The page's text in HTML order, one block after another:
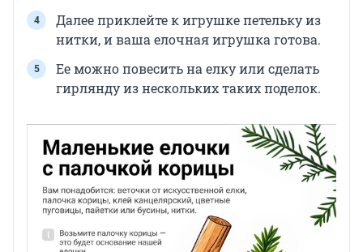
Далее приклейте к игрушке петельку из
нитки, и ваша елочная игрушка готова.
Ее можно повесить на елку или сделать
гирлянду из нескольких таких поделок.